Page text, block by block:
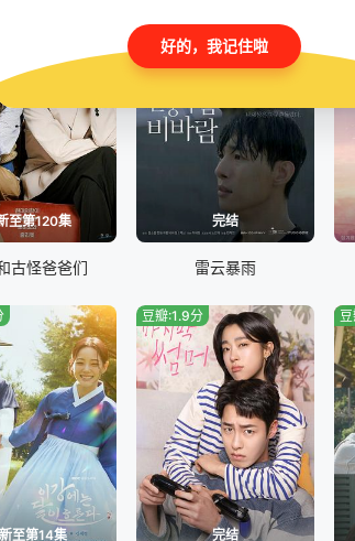
至第120集
古怪爸爸们
完结
雷云暴雨
至第14集 完结
豆瓣:1.9分
好的，我记住啦